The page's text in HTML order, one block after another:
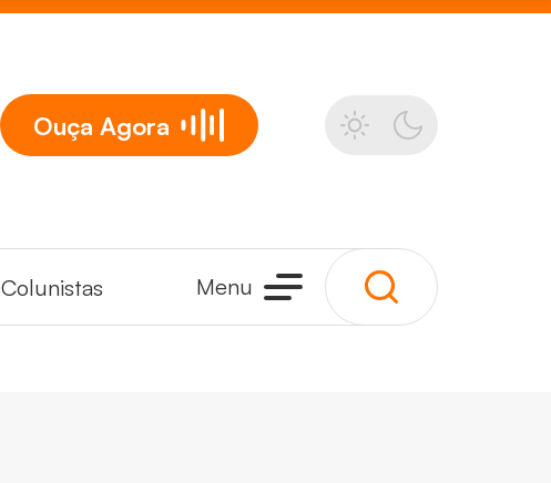
Ouça Agora
Colunistas Menu